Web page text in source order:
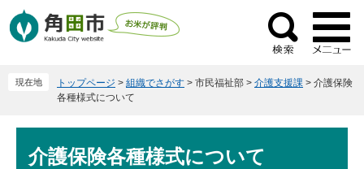
ー
ニ
検
索
現在地 トップページ > 組織でさがす > 市民福祉部 > 介護支援課 > 介護保険
各種様式について
文介護保険各種様式について